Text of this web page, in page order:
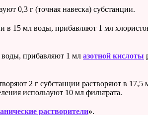
0,3 г (точная навеска) субстанции.
15 мл воды, прибавляют 1 мл
прибавляют 1 мл азотной кислоты
2 г субстанции растворяют в 17,5
используют 10 мл фильтрата.
растворители».